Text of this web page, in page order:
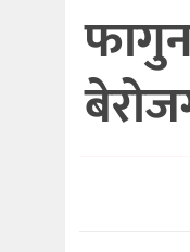
बाणिज्य
फागुन